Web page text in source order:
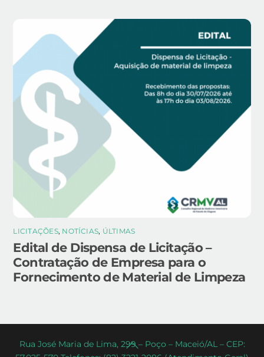
LICITAÇÕES, NOTÍCIAS, ÚLTIMAS
Edital de Dispensa de Licitação –
Contratação de Empresa para o
Fornecimento de Material de Limpeza
Back
Rua José Maria de Lima, 299 – Poço – Maceió/AL – CEP: